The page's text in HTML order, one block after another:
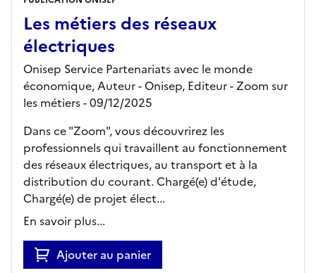
Les métiers des réseaux
électriques
Onisep Service Partenariats avec le monde
économique, Auteur - Onisep, Editeur- Zoom sur
les métiers- 09/12/2025
Dans ce "Zoom", vous découvrirez les
professionnels qui travaillent au fonctionnement
des réseaux électriques, au transport et à la
distribution du courant. Chargé(e) d'étude,
Chargé(e) de projet élect...
En savoir plus...
Ajouter au panier